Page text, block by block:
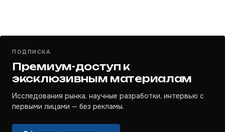
ПОДПИСКА
Премиум-доступ к
эксклюзивным материалам
Исследования рынка, научные разработки, интервью с
первыми лицами — без рекламы.